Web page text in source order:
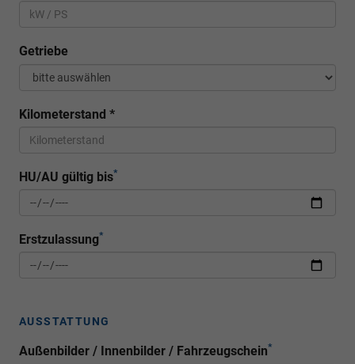
Getriebe
Kilometerstand *
HU/AU gültig bis*
Erstzulassung*
AUSSTATTUNG
Außenbilder / Innenbilder / Fahrzeugschein*